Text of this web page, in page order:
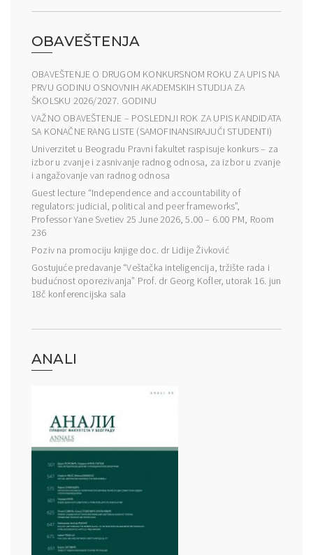
OBAVEŠTENJA
OBAVEŠTENJE O DRUGOM KONKURSNOM ROKU ZA UPIS NA
PRVU GODINU OSNOVNIH AKADEMSKIH STUDIJA ZA
ŠKOLSKU 2026/2027. GODINU
VAŽNO OBAVEŠTENJE – POSLEDNJI ROK ZA UPIS KANDIDATA
SA KONAČNE RANG LISTE (SAMOFINANSIRAJUĆI STUDENTI)
Univerzitet u Beogradu Pravni fakultet raspisuje konkurs – za
izbor u zvanje i zasnivanje radnog odnosa, za izbor u zvanje
i angažovanje van radnog odnosa
Guest lecture “Independence and accountability of
regulators: judicial, political and peer frameworks”,
Professor Yane Svetiev 25 June 2026, 5.00 – 6.00 PM, Room
236
Poziv na promociju knjige doc. dr Lidije Živković
Gostujuće predavanje “Veštačka inteligencija, tržište rada i
budućnost oporezivanja” Prof. dr Georg Kofler, utorak 16. jun
18č konferencijska sala
ANALI